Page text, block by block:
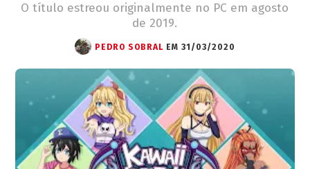
O título estreou originalmente no PC em agosto
de 2019.
PEDRO SOBRAL EM 31/03/2020